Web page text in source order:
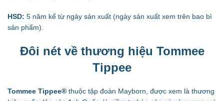
HSD: 5 năm kể từ ngày sản xuất (ngày sản xuất xem trên bao bì
sản phẩm).
Đôi nét về thương hiệu Tommee
Tippee
Tommee Tippee® thuộc tập đoàn Mayborn, được xem là thương